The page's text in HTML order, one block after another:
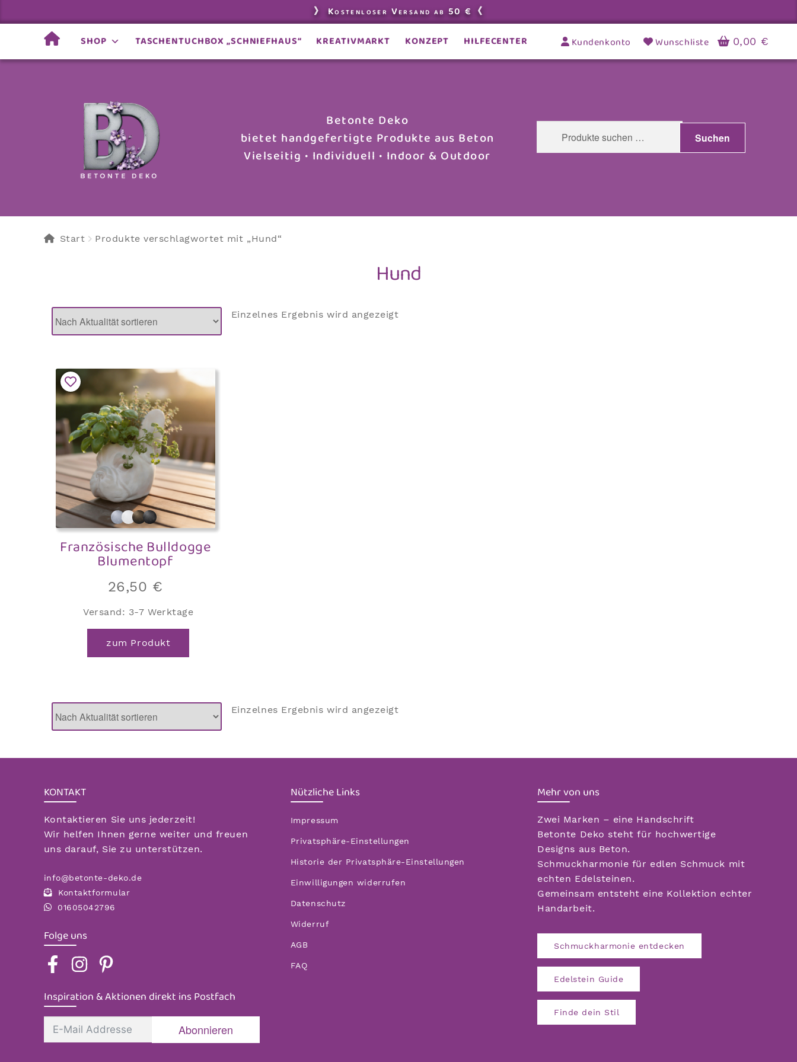
》 Kostenloser Versand ab 50 €《
SHOP
TASCHENTUCHBOX „SCHNIEFHAUS“ KREATIVMARKT KONZEPT HILFECENTER 0,00 €
Kundenkonto Wunschliste
springen
springen
Betonte Deko
bietet handgefertigte Produkte aus Beton
Vielseitig • Individuell • Indoor & Outdoor
Suchen Suchen
Start Produkte verschlagwortet mit „Hund“
Hund
Einzelnes Ergebnis wird angezeigt
Französische Bulldogge
Blumentopf
26,50 €
Versand: 3-7 Werktage
zum Produkt
Einzelnes Ergebnis wird angezeigt
KONTAKT
Kontaktieren Sie uns jederzeit!
Wir helfen Ihnen gerne weiter und freuen
uns darauf, Sie zu unterstützen.
info@betonte-deko.de
Kontaktformular
01605042796
Folge uns
Inspiration & Aktionen direkt ins Postfach
Abonnieren
Nützliche Links
Impressum
Privatsphäre-Einstellungen
Historie der Privatsphäre-Einstellungen
Einwilligungen widerrufen
Datenschutz
Widerruf
AGB
FAQ
Mehr von uns
Zwei Marken – eine Handschrift
Betonte Deko steht für hochwertige
Designs aus Beton.
Schmuckharmonie für edlen Schmuck mit
echten Edelsteinen.
Gemeinsam entsteht eine Kollektion echter
Handarbeit.
Schmuckharmonie entdecken
Edelstein Guide
Finde dein Stil